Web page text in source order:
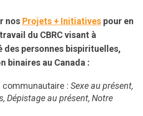
nos Projets + Initiatives pour en
du CBRC visant à
des personnes bispirituelles,
binaires au Canada :
communautaire : Sexe au présent,
Dépistage au présent, Notre